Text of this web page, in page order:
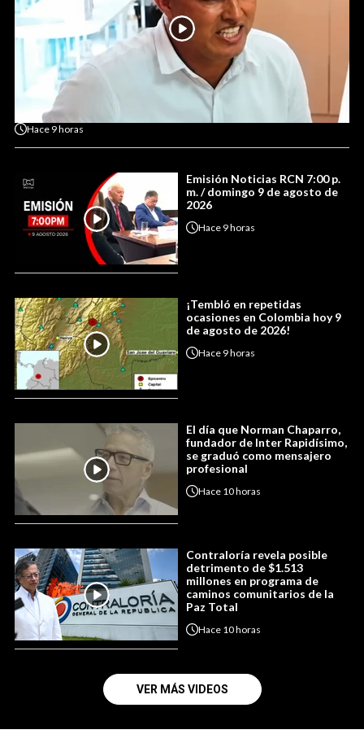
Hace 9 horas
Emisión Noticias RCN 7:00 p.
m. / domingo 9 de agosto de
2026
Hace 9 horas
¡Tembló en repetidas
ocasiones en Colombia hoy 9
de agosto de 2026!
Hace 9 horas
El día que Norman Chaparro,
fundador de Inter Rapidísimo,
se graduó como mensajero
profesional
Hace 10 horas
Contraloría revela posible
detrimento de $1.513
millones en programa de
caminos comunitarios de la
Paz Total
Hace 10 horas
VER MÁS VIDEOS